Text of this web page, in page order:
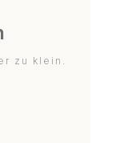
zu klein.